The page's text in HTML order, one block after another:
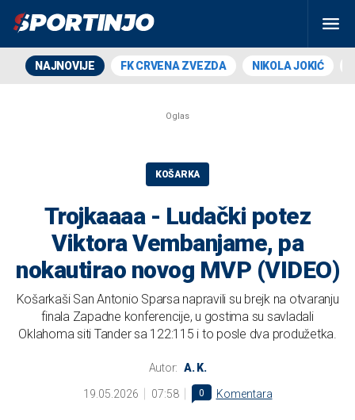
NAJNOVIJE FK CRVENA ZVEZDA NIKOLA JOKIĆ
KOŠARKA
Trojkaaaa - Ludački potez
Viktora Vembanjame, pa
nokautirao novog MVP (VIDEO)
Košarkaši San Antonio Sparsa napravili su brejk na otvaranju
finala Zapadne konferencije, u gostima su savladali
Oklahoma siti Tander sa 122:115 i to posle dva produžetka.
Autor: A. K.
19.05.2026 07:58 0 Komentara